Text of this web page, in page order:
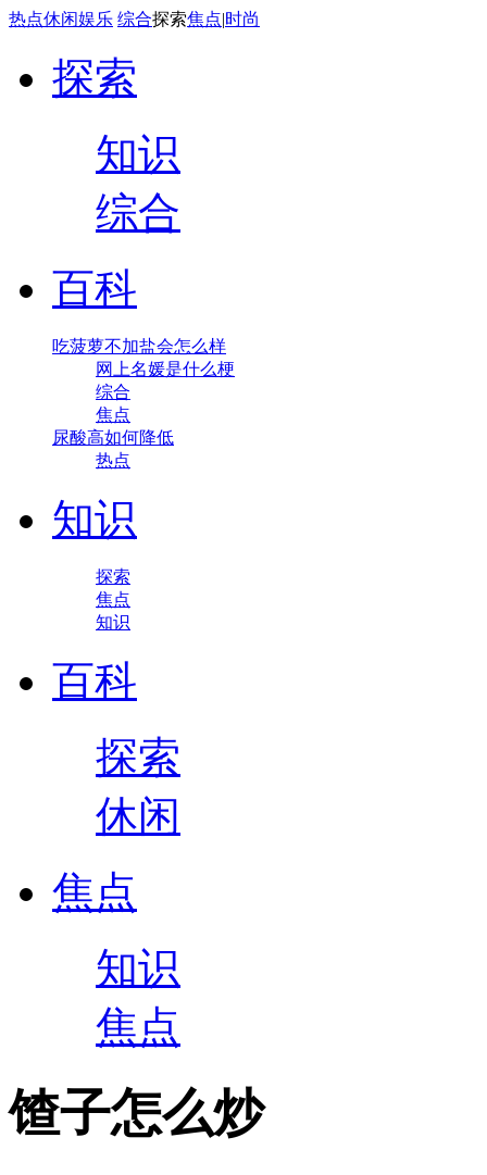
热点休闲娱乐 综合探索焦点|时尚
探索
知识
综合
百科
吃菠萝不加盐会怎么样
网上名媛是什么梗
综合
焦点
尿酸高如何降低
热点
知识
探索
焦点
知识
百科
探索
休闲
焦点
知识
焦点
馇子怎么炒